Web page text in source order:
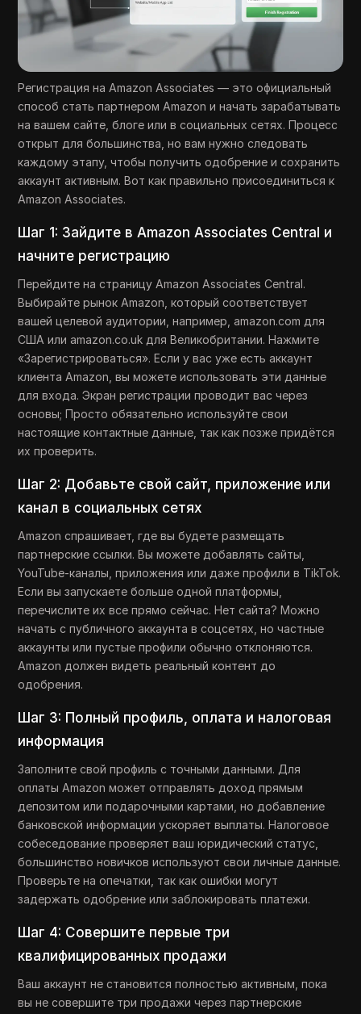
Регистрация на Amazon Associates — это официальный
способ стать партнером Amazon и начать зарабатывать
на вашем сайте, блоге или в социальных сетях. Процесс
открыт для большинства, но вам нужно следовать
каждому этапу, чтобы получить одобрение и сохранить
аккаунт активным. Вот как правильно присоединиться к
Amazon Associates.
Шаг 1: Зайдите в Amazon Associates Central и
начните регистрацию
Перейдите на страницу Amazon Associates Central.
Выбирайте рынок Amazon, который соответствует
вашей целевой аудитории, например, amazon.com для
США или amazon.co.uk для Великобритании. Нажмите
«Зарегистрироваться». Если у вас уже есть аккаунт
клиента Amazon, вы можете использовать эти данные
для входа. Экран регистрации проводит вас через
основы; Просто обязательно используйте свои
настоящие контактные данные, так как позже придётся
их проверить.
Шаг 2: Добавьте свой сайт, приложение или
канал в социальных сетях
Amazon спрашивает, где вы будете размещать
партнерские ссылки. Вы можете добавлять сайты,
YouTube-каналы, приложения или даже профили в TikTok.
Если вы запускаете больше одной платформы,
перечислите их все прямо сейчас. Нет сайта? Можно
начать с публичного аккаунта в соцсетях, но частные
аккаунты или пустые профили обычно отклоняются.
Amazon должен видеть реальный контент до
одобрения.
Шаг 3: Полный профиль, оплата и налоговая
информация
Заполните свой профиль с точными данными. Для
оплаты Amazon может отправлять доход прямым
депозитом или подарочными картами, но добавление
банковской информации ускоряет выплаты. Налоговое
собеседование проверяет ваш юридический статус,
большинство новичков используют свои личные данные.
Проверьте на опечатки, так как ошибки могут
задержать одобрение или заблокировать платежи.
Шаг 4: Совершите первые три
квалифицированных продажи
Ваш аккаунт не становится полностью активным, пока
вы не совершите три продажи через партнерские